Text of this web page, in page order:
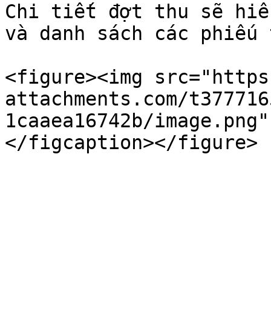
Chi tiết đợt thu sẽ
và danh sách các
<figure><img
attachments.com/
1caaea16742b/